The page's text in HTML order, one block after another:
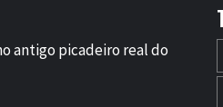
antigo picadeiro real do